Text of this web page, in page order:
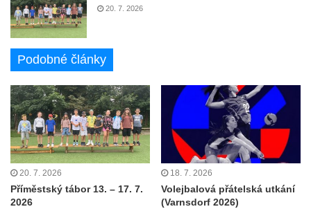
20. 7. 2026
Podobné články
20. 7. 2026
Příměstský tábor 13. – 17. 7.
2026
18. 7. 2026
Volejbalová přátelská utkání
(Varnsdorf 2026)